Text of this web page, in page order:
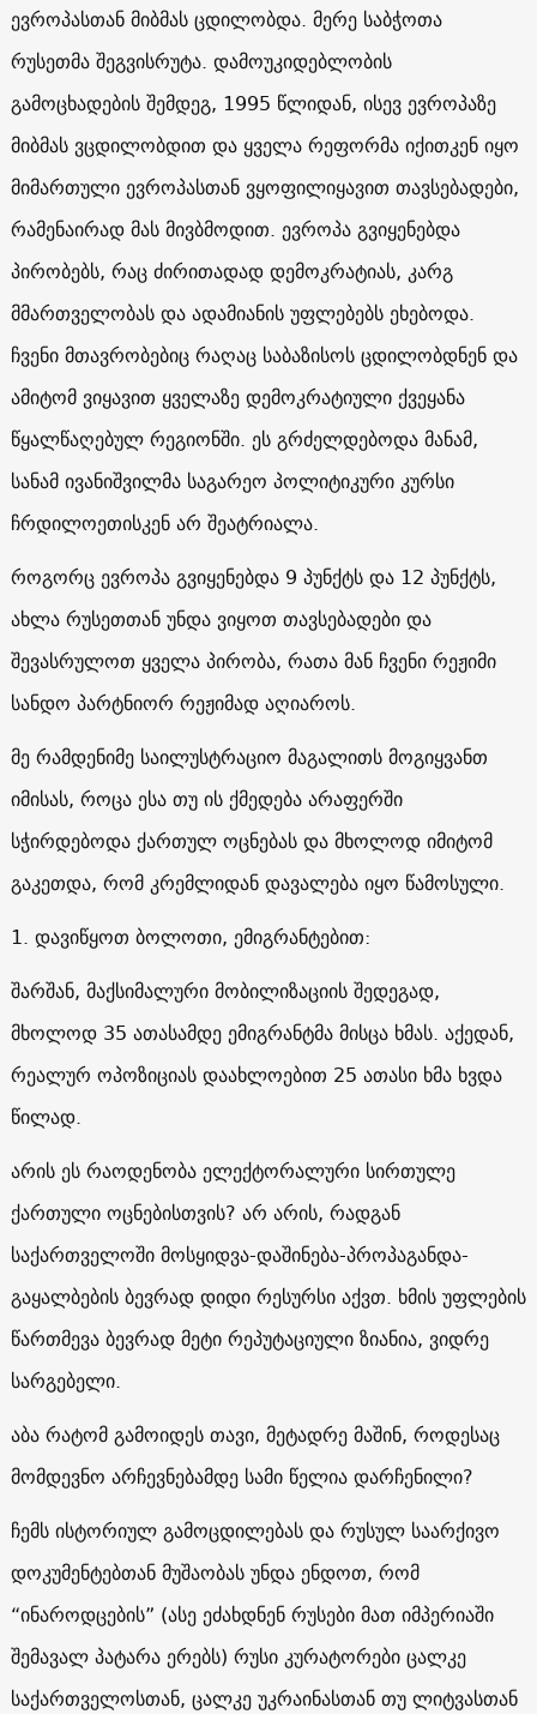
ევროპასთან მიბმას ცდილობდა. მერე საბჭოთა
რუსეთმა შეგვისრუტა. დამოუკიდებლობის
გამოცხადების შემდეგ, 1995 წლიდან, ისევ ევროპაზე
მიბმას ვცდილობდით და ყველა რეფორმა იქითკენ იყო
მიმართული ევროპასთან ვყოფილიყავით თავსებადები,
რამენაირად მას მივბმოდით. ევროპა გვიყენებდა
პირობებს, რაც ძირითადად დემოკრატიას, კარგ
მმართველობას და ადამიანის უფლებებს ეხებოდა.
ჩვენი მთავრობებიც რაღაც საბაზისოს ცდილობდნენ და
ამიტომ ვიყავით ყველაზე დემოკრატიული ქვეყანა
წყალწაღებულ რეგიონში. ეს გრძელდებოდა მანამ,
სანამ ივანიშვილმა საგარეო პოლიტიკური კურსი
ჩრდილოეთისკენ არ შეატრიალა.
როგორც ევროპა გვიყენებდა 9 პუნქტს და 12 პუნქტს,
ახლა რუსეთთან უნდა ვიყოთ თავსებადები და
შევასრულოთ ყველა პირობა, რათა მან ჩვენი რეჟიმი
სანდო პარტნიორ რეჟიმად აღიაროს.
მე რამდენიმე საილუსტრაციო მაგალითს მოგიყვანთ
იმისას, როცა ესა თუ ის ქმედება არაფერში
სჭირდებოდა ქართულ ოცნებას და მხოლოდ იმიტომ
გაკეთდა, რომ კრემლიდან დავალება იყო წამოსული.
1. დავიწყოთ ბოლოთი, ემიგრანტებით:
შარშან, მაქსიმალური მობილიზაციის შედეგად,
მხოლოდ 35 ათასამდე ემიგრანტმა მისცა ხმას. აქედან,
რეალურ ოპოზიციას დაახლოებით 25 ათასი ხმა ხვდა
წილად.
არის ეს რაოდენობა ელექტორალური სირთულე
ქართული ოცნებისთვის? არ არის, რადგან
საქართველოში მოსყიდვა-დაშინება-პროპაგანდა-
გაყალბების ბევრად დიდი რესურსი აქვთ. ხმის უფლების
წართმევა ბევრად მეტი რეპუტაციული ზიანია, ვიდრე
სარგებელი.
აბა რატომ გამოიდეს თავი, მეტადრე მაშინ, როდესაც
მომდევნო არჩევნებამდე სამი წელია დარჩენილი?
ჩემს ისტორიულ გამოცდილებას და რუსულ საარქივო
დოკუმენტებთან მუშაობას უნდა ენდოთ, რომ
“ინაროდცების” (ასე ეძახდნენ რუსები მათ იმპერიაში
შემავალ პატარა ერებს) რუსი კურატორები ცალკე
საქართველოსთან, ცალკე უკრაინასთან თუ ლიტვასთან